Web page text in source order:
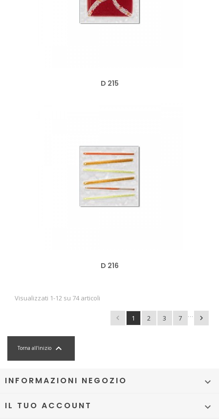
D 215
D 216
Visualizzati 1-12 su 74 articoli
 1 2 3 …
7 
Torna all'inizio 
INFORMAZIONI NEGOZIO 
IL TUO ACCOUNT 